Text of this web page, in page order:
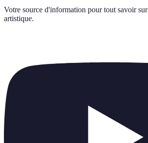
Votre source d'information pour tout savoir sur
artistique.